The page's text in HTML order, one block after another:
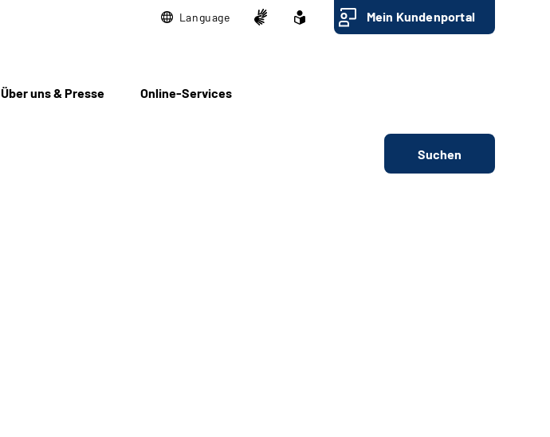
Language Mein Kundenportal
Über uns & Presse Online-Services
Suchen